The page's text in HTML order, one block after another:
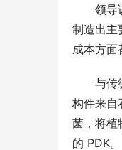
领导
制造出主
成本方面
与传
构件来自
菌，将植
的 PDK。